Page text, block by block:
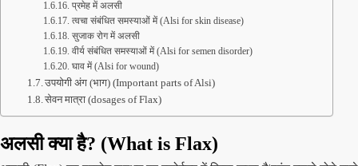
प्रमेह में अलसी
त्वचा संबंधित समस्याओं में (Alsi for skin disease)
सुजाक रोग में अलसी
वीर्य संबंधित समस्याओं में (Alsi for semen disorder)
घाव में (Alsi for wound)
उपयोगी अंग (भाग) (Important parts of Alsi)
सेवन मात्रा (dosages of Flax)
अलसी क्या है? (What is Flax)